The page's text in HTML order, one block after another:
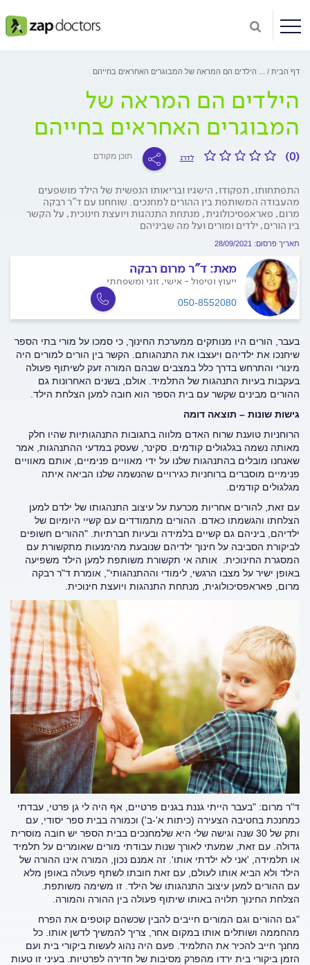
דף הבית הילדים הם המראה של המבוגרים האחראים בחייהם
הילדים הם המראה של
המבוגרים האחראים בחייהם
(0) לדרג תוכן מקודם
התפתחותו, תפקודו, הישגיו ובריאותו הנפשית של הילד מושפעים
מהעבודה המשותפת בין ההורים למחנכים. שוחחנו עם ד"ר רבקה
מרום, פאראפסיכולוגית, מנתחת התנהגות ויועצת חינוכית, על הקשר
בין הורים, ילדים ומורים ועל מה שביניהם
תאריך פרסום: 28/09/2021
מאת: ד"ר מרום רבקה
ייעוץ וטיפול - אישי, זוגי ומשפחתי
050-8552080
בעבר, הורים היו מנותקים ממערכת החינוך, כי סמכו על מורי בתי הספר
שיחנכו את ילדיהם ויעצבו את התנהגותם. הקשר בין הורים למורים היה
מינורי והתרחש בדרך כלל במצבים שבהם המורה זעק לשיתוף פעולה
בעקבות בעיות התנהגות של התלמיד. אולם, בשנים האחרונות גם
ההורים מבינים שקשר עם בית הספר הוא חובה למען הצלחת הילד.
גישות שונות – תוצאה דומה
הרוחניות טוענת שרוח האדם מלווה בתגובות התנהגותיות שהיו חלק
מאותה נשמה בגלגולים קודמים. סקינר, שעסק במדעי ההתנהגות, אמר
שאנחנו מובלים בהתנהגות שלנו על ידי מאוויים פנימיים, אותם מאוויים
פנימיים מוסברים ברוחניות כגירויים שהנשמה שלנו הביאה איתה
מגלגולים קודמים.
עם זאת, להורים אחריות מכרעת על עיצוב התנהגותו של ילדם למען
הצלחתו והגשמתו כאדם. ההורים מתמודדים עם קשיי היומיום של
ילדיהם, ביניהם גם קשיים בלמידה ובעיות חברתיות. "ההורים חשופים
לביקורת הסביבה על חינוך ילדיהם שנובעת מהימנעות מתקשורת עם
המסגרת החינוכית. אותה אי תקשורת משותפת למען הילד משפיעה
באופן ישיר על מצבו הרגשי, לימודי וההתנהגותי", אומרת ד"ר רבקה
מרום, פאראפסיכולוגית, מנתחת התנהגות ויועצת חינוכית.
ד"ר מרום: "בעבר הייתי גננת בגנים פרטיים, אף היה לי גן פרטי, עבדתי
כמחנכת בחטיבה הצעירה (כיתות א'-ב') וכמורה בבית ספר יסודי, עם
ותק של 30 שנה וגישה שלי היא שלמחנכים בבית הספר יש חובה מוסרית
גדולה. עם זאת, שמעתי לאורך שנות עבודתי מורים שאומרים על תלמיד
או תלמידה, 'אני לא ילדתי אותו'. זה אמנם נכון, המורה אינו ההורה של
הילד ולא הביא אותו לעולם, עם זאת חובתו לשתף פעולה באופן מלא
עם ההורים למען עיצוב התנהגותו של הילד. זו משימה משותפת.
הצלחת החינוך תלויה באותו שיתוף פעולה בין ההורה והמורה.
"גם ההורים וגם המורים חייבים להבין שכשהם קוטפים את הפרח
מהחממה ושותלים אותו במקום אחר, צריך להמשיך לדשן אותו. כל
מחנך חייב להכיר את התלמיד. פעם היה נהוג לעשות ביקורי בית ועם
הזמן ביקורי בית ירדו מהפרק מסיבות של חדירה לפרטיות. בעיני זו טעות